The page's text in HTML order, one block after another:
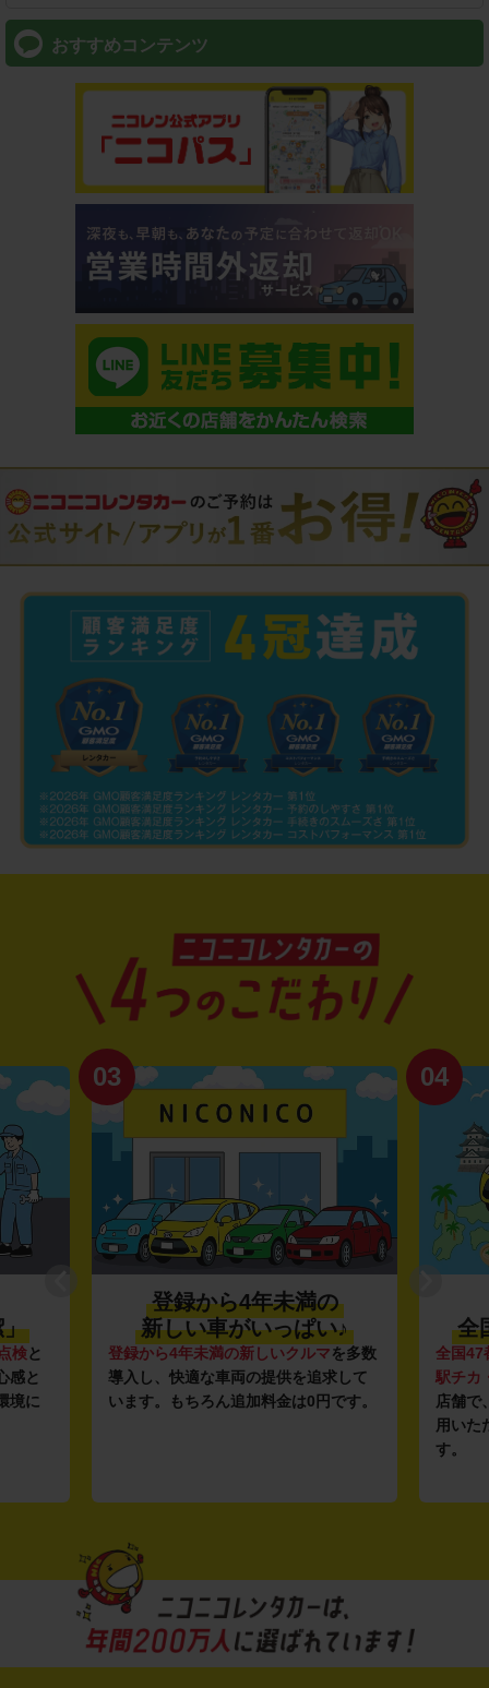
おすすめコンテンツ
」
検と
感と
境に
03
登録から4年未満の
新しい車がいっぱい♪
登録から4年未満の新しいクルマを多数
導入し、快適な車両の提供を追求して
います。もちろん追加料金は0円です。
04
全
全国47
駅チカ
店舗で
用いた
す。